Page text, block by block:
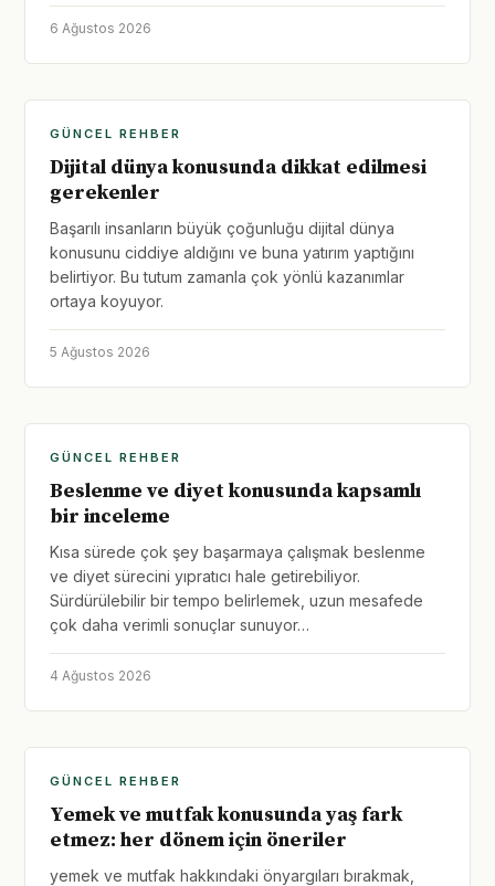
6 Ağustos 2026
GÜNCEL REHBER
Dijital dünya konusunda dikkat edilmesi
gerekenler
Başarılı insanların büyük çoğunluğu dijital dünya
konusunu ciddiye aldığını ve buna yatırım yaptığını
belirtiyor. Bu tutum zamanla çok yönlü kazanımlar
ortaya koyuyor.
5 Ağustos 2026
GÜNCEL REHBER
Beslenme ve diyet konusunda kapsamlı
bir inceleme
Kısa sürede çok şey başarmaya çalışmak beslenme
ve diyet sürecini yıpratıcı hale getirebiliyor.
Sürdürülebilir bir tempo belirlemek, uzun mesafede
çok daha verimli sonuçlar sunuyor…
4 Ağustos 2026
GÜNCEL REHBER
Yemek ve mutfak konusunda yaş fark
etmez: her dönem için öneriler
yemek ve mutfak hakkındaki önyargıları bırakmak,